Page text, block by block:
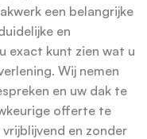
een belangrijke
en
exact kunt zien wat u
Wij nemen
en uw dak te
offerte te
en zonder